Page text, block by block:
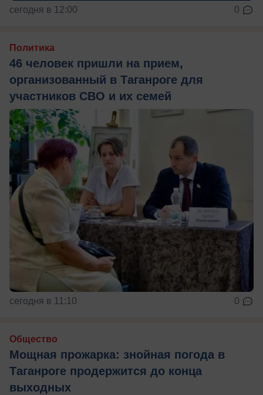
сегодня в 12:00 0
Политика
46 человек пришли на прием,
организованный в Таганроге для
участников СВО и их семей
сегодня в 11:10 0
Общество
Мощная прожарка: знойная погода в
Таганроге продержится до конца
выходных